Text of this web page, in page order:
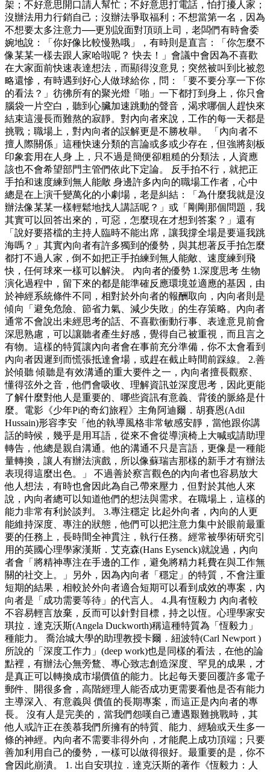
架；不好意思開口請人幫忙；不好意思打電話，怕打擾人家；
沒辦法用力行銷自己；沒辦法爭取福利；不想當第一名，因為
不想要太多注意力──更別說面對頂頭上司，老闆們有時會委
婉地說：「你好像比較慢熟哦」，有時則是直言：「你怎麼不
像某某一樣去跟人家哈啦呢？ 快去！」會議中會因為不喜歡
在大家面前快速表達想法，而顯得沒意見；突然被叫到比被忽
略還慘，有時遇到好心人做球給你，問：「要不要分享一下你
的看法？」彷彿所有的聚光燈「啪」一下都打到身上，你只會
腦袋一片空白，聽到心臟加速跳動的聲音，渴求哪個人趕快來
結束這漫長而難熬的寂靜。對內向者來說，工作的每一天都是
挑戰；職場上，對內向者的誤解更是不勝枚舉。 「內向者不
擅人際關係」這種快速分類的言論或多或少存在，但強將刻板
印象套用在人身 上，只不過是簡便卻粗糙的分類法，人資應
該也不會希望部門主管們依此下定論。 反手拍不行，就把正
手拍和速度練到無人能敵 身邊許多內向的職場工作者，心中
總是在上演千變萬化的小劇場，老是糾結：「為什麼我就是沒
辦法像某某一樣輕鬆地找人講話呢？」或「剛剛那個問題，我
其實可以回答出來的，可惡，怎麼現在才想到答案？」還有
「說好要搭檔的主持人臨時不能出席，讓我撐全場是要逼我跳
海嗎？」其實內向者有許多獨到的優勢，與其想著反手拍怎麼
都打不過人家，倒不如把正手拍練到無人能敵、速度練到飛
快，任何球來一樣可以解決。 內向者的優勢 1.深度思考 生物
演化過程中，留下來的都是能準確反應環境並適應的基因，由
於神經系統條件不同，相對於外向者的報酬取向，內向者則是
傾向「避免危險、節省力氣、減少失敗」的生存策略。內向者
通常不會說出未經思考的話、不喜歡衝動行事、表達意見前會
深思熟慮，可以讓聽者產生好感，覺得自己被重視，而且言之
有物。這樣的特質讓內向者會在事前充分準備，你不太會看到
內向者因遲到而慌張抵達會場，或趕在截止時間前踩線。 2.善
於傾聽 傾聽是有效溝通的重大要件之一，內向者擅長觀察、
懂得弦外之音，他們會吸收、理解資訊並深度思考，因此更能
了解什麼對他人是重要的、哪些資訊有意義、背後的脈絡是什
麼。電影《少年Pi的奇幻旅程》主角阿迪爾．胡賽恩(Adil
Hussain)形容李安「他的執導風格非常敏感安靜，當他跟你講
話的時候，幾乎是用耳語，從來不會從導演椅上大喊或請助理
轉告，他總是親自溝通。他的溝通不只是言語，更像是一種能
量轉換，讓人有辦法演戲，所以像蘇瑞吉那樣的新手才有辦法
表現得這麼出色。」 不過善於察言觀色的內向者也容易放大
他人想法，有時也會因此為自己帶來壓力，但對於其他人來
說，內向者總可以知道他們的想法與需求。在職場上，這樣的
能力非常有利於談判。 3.專注穩定 比起外向者，內向的人更
能維持深度、專注的狀態，他們可以把注意力集中於眼前最重
要的任務上，長時間全神貫注，執行任務。經常被學術研究引
用的英國心理學家漢斯．艾克森(Hans Eysenck)就說過，內向
者會「將精神專注在手邊的工作，避免將精力耗費在與工作無
關的社交上。」另外，因為內向者「穩定」的特質，不會注重
短期的結果，相較於外向者適合短期可以看到成效的專案，內
向者是「成功需要等待」的代言人。 4.具有恆毅力 內向者較
不容易輕言放棄，反而可以針對目標，持之以恆。心理學家安
琪拉．達克沃斯(Angela Duckworth)稱這種特質為「恆毅力」
種能力。 喬治城大學的助理教授卡爾．紐波特(Carl Newport )
所說的「深度工作力」(deep work)也是同樣的看法，在他的論
點裡，有辦法心無旁鶩、專心致志創造深度、罕見的成果，才
是真正可以轉換成市場價值的能力。比起每天要回覆許多電子
郵件、開很多會，高階經理人能否成功更需要看他是否有能力
主導深入、有意義與 價值的長期專案，而這正是內向者的專
長。 沒有人是完美的，當我們怨嘆自己遭遇艱難挑戰時，其
他人或許正在羨慕我們所擁有的特質、能力、經驗或天生多一
條的神經。內向者不需要非得外向，才能爬上成功頂端；只要
善加利用自己的優勢，一樣可以做得很好。最重要的是，你不
會因此崩潰。 1. 出自安琪拉．達克沃斯的著作《恆毅力：人